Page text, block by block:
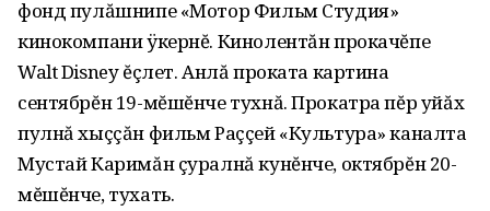
фонд пулăшнипе «Мотор Фильм Студия»
кинокомпани ÿкернĕ. Кинолентăн прокачĕпе
Walt Disney ĕçлет. Анлă проката картина
сентябрĕн 19-мĕшĕнче тухнă. Прокатра пĕр уйăх
пулнă хыççăн фильм Раççей «Культура» каналта
Мустай Каримăн çуралнă кунĕнче, октябрĕн 20-
мĕшĕнче, тухать.